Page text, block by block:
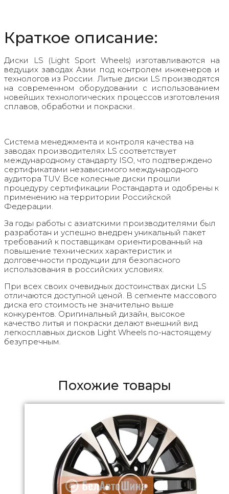
Краткое описание:
Диски LS (Light Sport Wheels) изготавливаются на
ведущих заводах Азии под контролем инженеров и
технологов из России. Литые диски LS производятся
на современном оборудовании с использованием
новейших технологических процессов изготовления
сплавов, обработки и покраски..
Система менеджмента и контроля качества на
заводах производителях LS соответствует
международному стандарту ISO, что подтверждено
сертификатами независимого международного
аудитора TUV. Все колесные диски прошли
процедуру сертификации Ростандарта и одобрены к
применению на территории Российской
Федерации.
За годы работы с азиатскими производителями был
разработан и успешно внедрен уникальный пакет
требований к поставщикам ориентированный на
повышение технических характеристик и
долговечности продукции для безопасного
использования в российских условиях.
При всех своих очевидных достоинствах диски LS
отличаются доступной ценой. В сегменте массового
диска его стоимость не значительно выше
конкурентов. Оригинальный дизайн, высокое
качество литья и покраски делают внешний вид
легкосплавных дисков Light Wheels по-настоящему
безупречным.
Похожие товары